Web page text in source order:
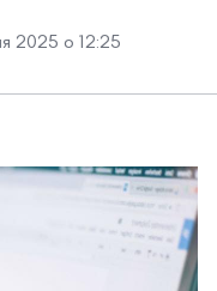
2025 о 12:25